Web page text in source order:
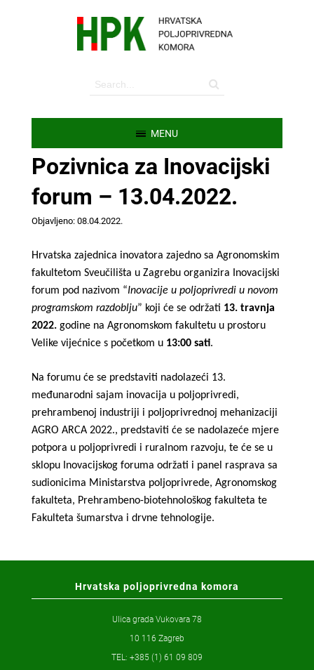
MENU
Pozivnica za Inovacijski
forum – 13.04.2022.
Objavljeno: 08.04.2022.
Hrvatska zajednica inovatora zajedno sa Agronomskim
fakultetom Sveučilišta u Zagrebu organizira Inovacijski
forum pod nazivom “Inovacije u poljoprivredi u novom
programskom razdoblju” koji će se održati 13. travnja
2022.godine na Agronomskom fakultetu u prostoru
Velike vijećnice s početkom u 13:00 sati.
Na forumu će se predstaviti nadolazeći 13.
međunarodni sajam inovacija u poljoprivredi,
prehrambenoj industriji i poljoprivrednoj mehanizaciji
AGRO ARCA 2022., predstaviti će se nadolazeće mjere
potpora u poljoprivredi i ruralnom razvoju, te će se u
sklopu Inovacijskog foruma održati i panel rasprava sa
sudionicima Ministarstva poljoprivrede, Agronomskog
fakulteta, Prehrambeno-biotehnološkog fakulteta te
Fakulteta šumarstva i drvne tehnologije.
Hrvatska poljoprivredna komora
Ulica grada Vukovara 78
10 116 Zagreb
TEL: +385 (1) 61 09 809